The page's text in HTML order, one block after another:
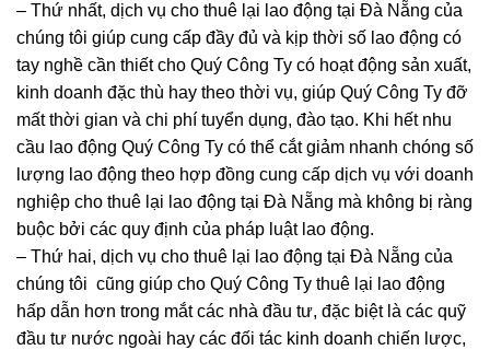
– Thứ nhất, dịch vụ cho thuê lại lao động tại Đà Nẵng của
chúng tôi giúp cung cấp đầy đủ và kịp thời số lao động có
tay nghề cần thiết cho Quý Công Ty có hoạt động sản xuất,
kinh doanh đặc thù hay theo thời vụ, giúp Quý Công Ty đỡ
mất thời gian và chi phí tuyển dụng, đào tạo. Khi hết nhu
cầu lao động Quý Công Ty có thể cắt giảm nhanh chóng số
lượng lao động theo hợp đồng cung cấp dịch vụ với doanh
nghiệp cho thuê lại lao động tại Đà Nẵng mà không bị ràng
buộc bởi các quy định của pháp luật lao động.
– Thứ hai, dịch vụ cho thuê lại lao động tại Đà Nẵng của
chúng tôi cũng giúp cho Quý Công Ty thuê lại lao động
hấp dẫn hơn trong mắt các nhà đầu tư, đặc biệt là các quỹ
đầu tư nước ngoài hay các đối tác kinh doanh chiến lược,